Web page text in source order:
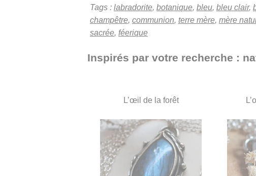
Tags : labradorite, botanique, bleu, bleu clair,
champêtre, communion, terre mère, mère
sacrée, féerique
Inspirés par votre recherche :
L’œil de la forêt